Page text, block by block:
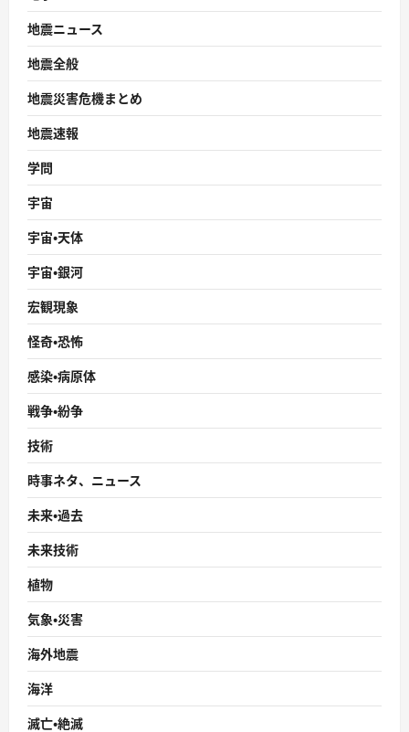
地震ニュース
地震全般
地震災害危機まとめ
地震速報
学問
宇宙
宇宙・天体
宇宙・銀河
宏観現象
怪奇・恐怖
感染・病原体
戦争・紛争
技術
時事ネタ、ニュース
未来・過去
未来技術
植物
気象・災害
海外地震
海洋
滅亡・絶滅